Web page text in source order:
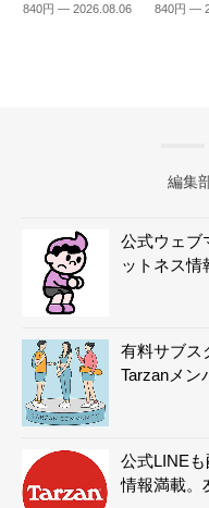
840円 — 2026.08.06 840円 —
編集
公式ウェブ
ットネス情
有料サブス
Tarzanメン
公式LINE
情報満載。